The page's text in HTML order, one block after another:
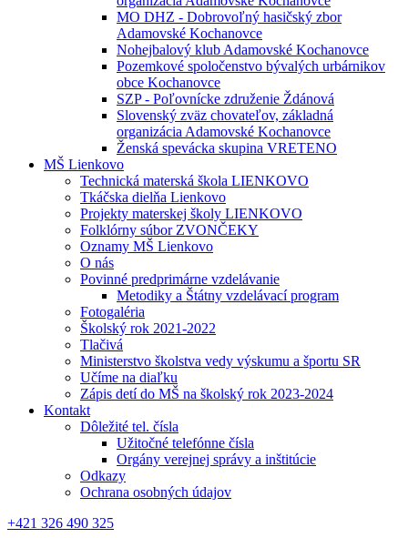
MO DHZ - Dobrovoľný hasičský zbor
Adamovské Kochanovce
Nohejbalový klub Adamovské Kochanovce
Pozemkové spoločenstvo bývalých urbárnikov
obce Kochanovce
SZP - Poľovnícke združenie Ždánová
Slovenský zväz chovateľov, základná
organizácia Adamovské Kochanovce
Ženská spevácka skupina VRETENO
MŠ Lienkovo
Technická materská škola LIENKOVO
Tkáčska dielňa Lienkovo
Projekty materskej školy LIENKOVO
Folklórny súbor ZVONČEKY
Oznamy MŠ Lienkovo
O nás
Povinné predprimárne vzdelávanie
Metodiky a Štátny vzdelávací program
Fotogaléria
Školský rok 2021-2022
Tlačivá
Ministerstvo školstva vedy výskumu a športu SR
Učíme na diaľku
Zápis detí do MŠ na školský rok 2023-2024
Kontakt
Dôležité tel. čísla
Užitočné telefónne čísla
Orgány verejnej správy a inštitúcie
Odkazy
Ochrana osobných údajov
+421 326 490 325